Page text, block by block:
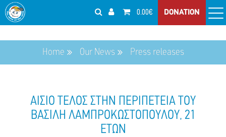
0.00€ DONATION
Home Our News Press releases
ΑΙΣΙΟ ΤΕΛΟΣ ΣΤΗΝ ΠΕΡΙΠΕΤΕΙΑ ΤΟΥ
ΒΑΣΙΛΗ ΛΑΜΠΡΟΚΩΣΤΟΠΟΥΛΟΥ, 21
ΕΤΩΝ